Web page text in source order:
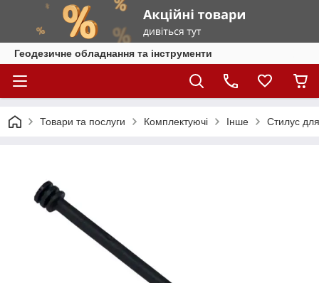
Геодезичне обладнання та інструменти
Товари та послуги Комплектуючі Інше Стилус